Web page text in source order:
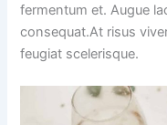
fermentum et. Augue
consequat.At risus
feugiat scelerisque.